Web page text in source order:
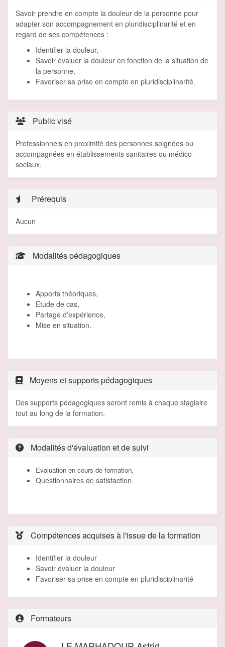
Savoir prendre en compte la douleur de la personne pour
adapter son accompagnement en pluridisciplinarité et en
regard de ses compétences :
Identifier la douleur,
Savoir évaluer la douleur en fonction de la situation de
la personne,
Favoriser sa prise en compte en pluridisciplinarité.
Public visé
Professionnels en proximité des personnes soignées ou
accompagnées en établissements sanitaires ou médico-
sociaux.
Prérequis
Aucun
Modalités pédagogiques
Apports théoriques,
Etude de cas,
Partage d'expérience,
Mise en situation.
Moyens et supports pédagogiques
Des supports pédagogiques seront remis à chaque stagiaire
tout au long de la formation.
Modalités d'évaluation et de suivi
Evaluation en cours de formation,
Questionnaires de satisfaction.
Compétences acquises à l'issue de la formation
Identifier la douleur
Savoir évaluer la douleur
Favoriser sa prise en compte en pluridisciplinarité
Formateurs